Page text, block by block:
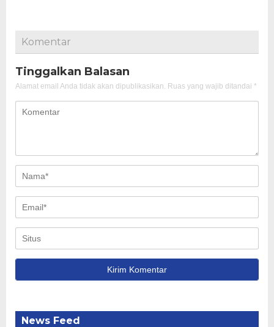
Komentar
Tinggalkan Balasan
Alamat email Anda tidak akan dipublikasikan. Ruas yang wajib ditandai *
News Feed